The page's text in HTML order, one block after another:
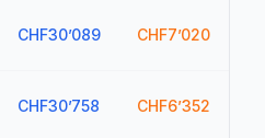
CHF30’089 CHF7’020
CHF30’758 CHF6’352